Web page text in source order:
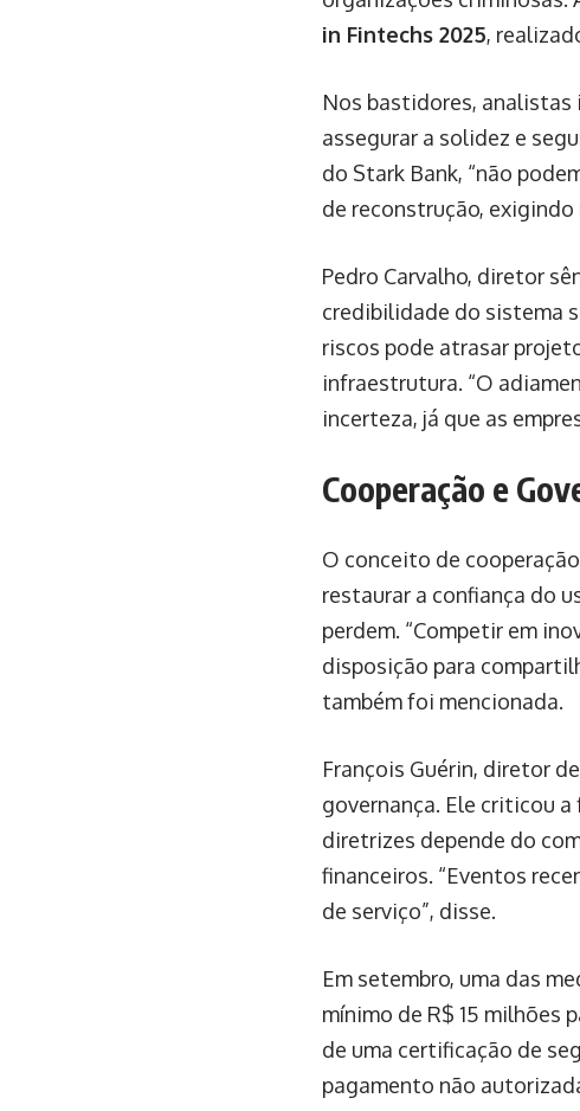
in Fintechs 2025,
Nos bastidores, analistas
assegurar a solidez e
do Stark Bank, “não
de reconstrução,
Pedro Carvalho, diretor
credibilidade do sistema
riscos pode atrasar
infraestrutura. “O
incerteza, já que as
Cooperação e
O conceito de
restaurar a confiança do
perdem. “Competir em
disposição para
também foi mencionada.
François Guérin, diretor
governança. Ele criticou
diretrizes depende do
financeiros. “Eventos
de serviço”, disse.
Em setembro, uma das
mínimo de R$ 15 milhões
de uma certificação de
pagamento não